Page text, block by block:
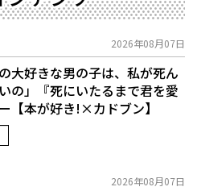
2026年08月07日
大好きな男の子は、私が死ん
の」――『死にいたるまで君を愛
【本が好き!×カドブン】
2026年08月07日